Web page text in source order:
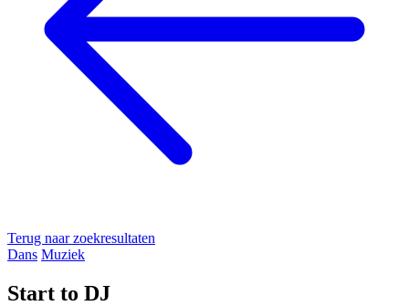
Terug naar zoekresultaten
Dans Muziek
Start to DJ